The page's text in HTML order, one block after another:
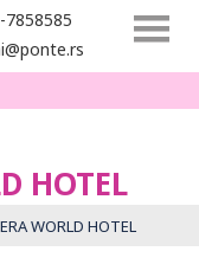
7858585
HOTEL
WORLD HOTEL